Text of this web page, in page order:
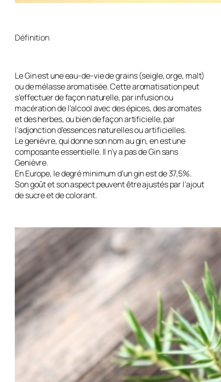
Définition
Le Gin est une eau-de-vie de grains (seigle, orge, malt)
ou de mélasse aromatisée. Cette aromatisation peut
s’effectuer de façon naturelle, par infusion ou
macération de l’alcool avec des épices, des aromates
et des herbes, ou bien de façon artificielle, par
l’adjonction d’essences naturelles ou artificielles.
Le genièvre, qui donne son nom au gin, en est une
composante essentielle. Il n’y a pas de Gin sans
Genièvre.
En Europe, le degré minimum d’un gin est de 37,5%.
Son goût et son aspect peuvent être ajustés par l’ajout
de sucre et de colorant.